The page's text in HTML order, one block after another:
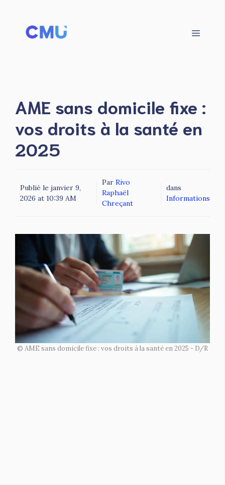
contenu
Menu
AME sans domicile fixe :
vos droits à la santé en
2025
Publié le janvier 9,
2026 at 10:39 AM
Par Rivo
Raphaël
Chreçant
dans
Informations
© AME sans domicile fixe : vos droits à la santé en 2025 - D/R